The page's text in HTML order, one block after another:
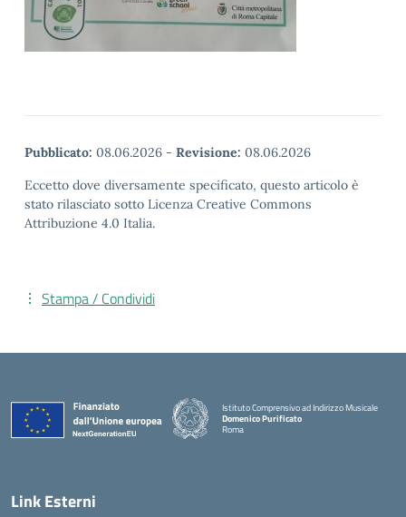
Pubblicato: 08.06.2026 - Revisione: 08.06.2026
Eccetto dove diversamente specificato, questo articolo è
stato rilasciato sotto Licenza Creative Commons
Attribuzione 4.0 Italia.
Stampa / Condividi
Istituto Comprensivo ad Indirizzo Musicale
Domenico Purificato
Roma
Link Esterni